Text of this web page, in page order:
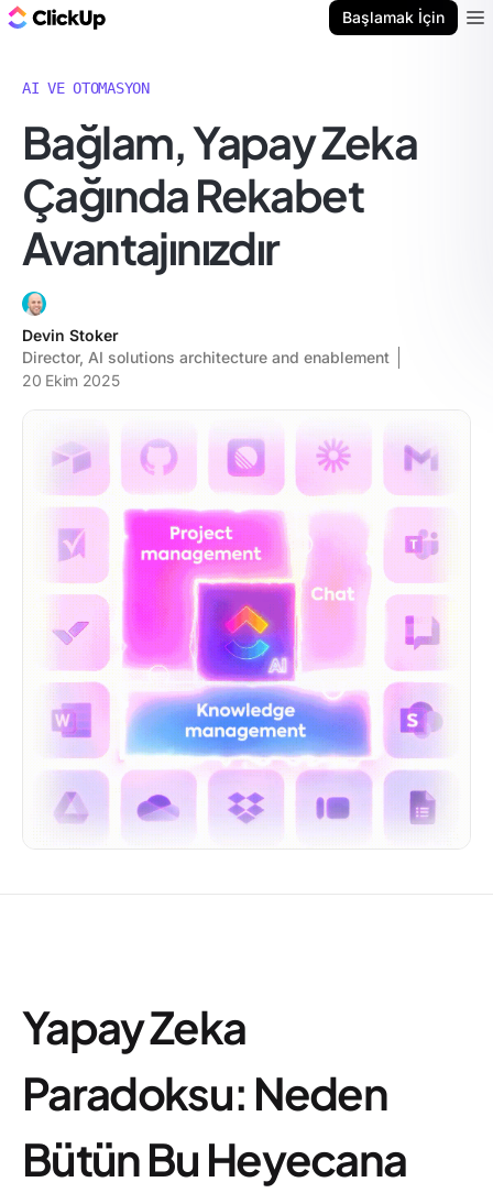
Başlamak İçin
AI VE OTOMASYON
Bağlam, Yapay Zeka
Çağında Rekabet
Avantajınızdır
Devin Stoker
Director, AI solutions architecture and enablement
20 Ekim 2025
Yapay Zeka
Paradoksu: Neden
Bütün Bu Heyecana